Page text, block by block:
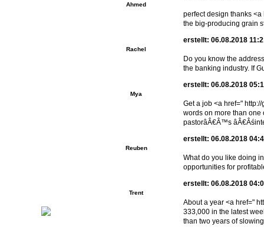
Ahmed
perfect design thanks
the big-producing grain
Rachel
erstellt: 06.08.2018
Do you know the
the banking industry. If
Mya
erstellt: 06.08.2018
Get a job <a href="
words on more than one
pastorâÂ€Â™s
Reuben
erstellt: 06.08.2018
What do you like doing
opportunities for
Trent
erstellt: 06.08.2018
About a year <a href="
333,000 in the latest
than two years of